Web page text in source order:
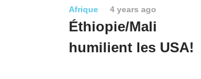
Afrique 4 years ago
Éthiopie/Mali
humilient les USA!